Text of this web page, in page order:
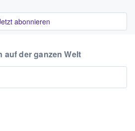
abonnieren
auf der ganzen Welt